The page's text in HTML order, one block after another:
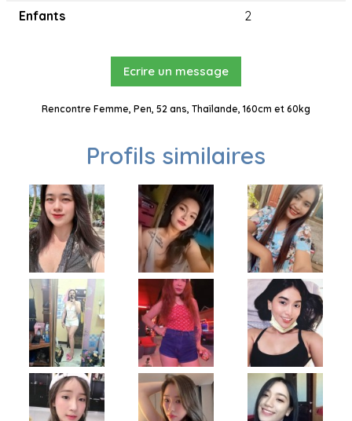
Enfants
2
Ecrire un message
Rencontre Femme, Pen, 52 ans, Thaïlande, 160cm et 60kg
Profils similaires